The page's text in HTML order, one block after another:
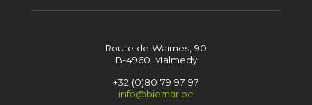
Route de Waimes, 90
B-4960 Malmedy
+32 (0)80 79 97 97
info@biemar.be